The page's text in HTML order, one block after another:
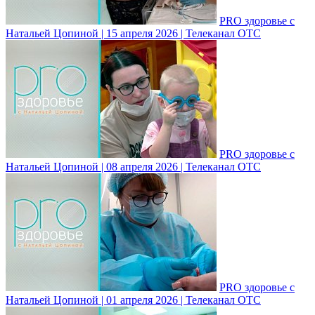
PRO здоровье с
Натальей Цопиной | 15 апреля 2026 | Телеканал ОТС
PRO здоровье с
Натальей Цопиной | 08 апреля 2026 | Телеканал ОТС
PRO здоровье с
Натальей Цопиной | 01 апреля 2026 | Телеканал ОТС